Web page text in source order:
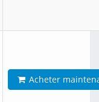
Acheter